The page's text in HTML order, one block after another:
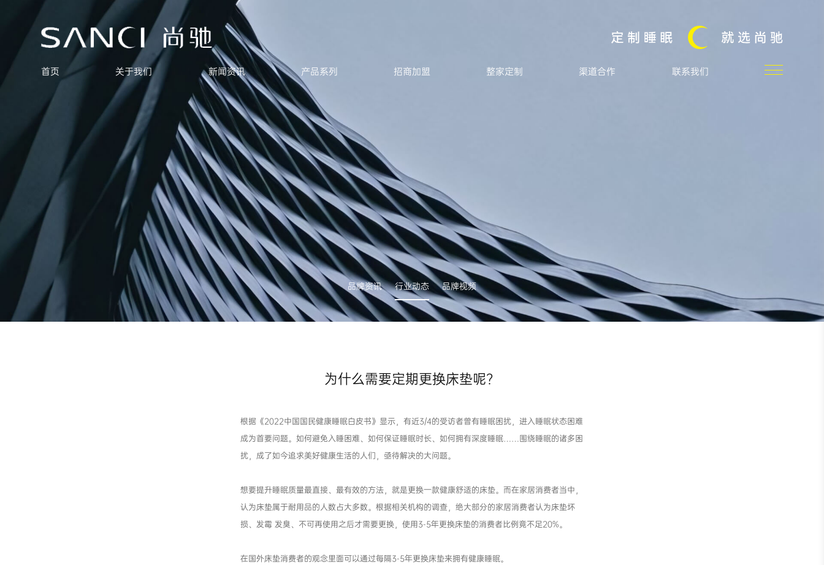
首页 关于我们 新闻资讯 产品系列 招商加盟 整家定制 渠道合作 联系我们
品牌资讯 行业动态 品牌视频
为什么需要定期更换床垫呢？
根据《2022中国国民健康睡眠白皮书》显示，有近3/4的受访者曾有睡眠困扰，进入睡眠状态困难
成为首要问题。如何避免入睡困难、如何保证睡眠时长、如何拥有深度睡眠……围绕睡眠的诸多困
扰，成了如今追求美好健康生活的人们，亟待解决的大问题。
想要提升睡眠质量最直接、最有效的方法，就是更换一款健康舒适的床垫。而在家居消费者当中，
认为床垫属于耐用品的人数占大多数。根据相关机构的调查，绝大部分的家居消费者认为床垫坏
损、发霉 发臭、不可再使用之后才需要更换，使用3-5年更换床垫的消费者比例竟不足20%。
在国外床垫消费者的观念里面可以通过每隔3-5年更换床垫来拥有健康睡眠。